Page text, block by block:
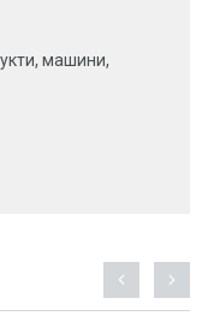
машини,